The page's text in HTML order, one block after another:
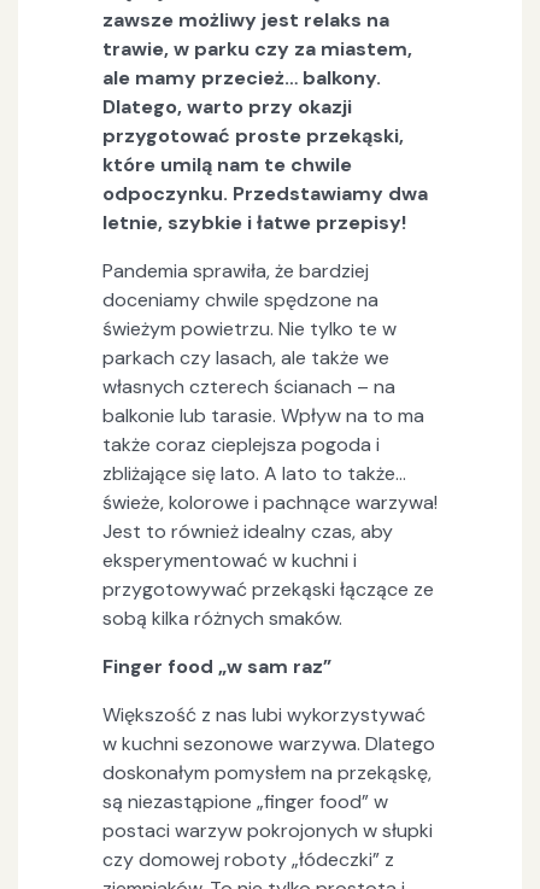
zawsze możliwy jest relaks na
trawie, w parku czy za miastem,
ale mamy przecież… balkony.
Dlatego, warto przy okazji
przygotować proste przekąski,
które umilą nam te chwile
odpoczynku. Przedstawiamy dwa
letnie, szybkie i łatwe przepisy!
Pandemia sprawiła, że bardziej
doceniamy chwile spędzone na
świeżym powietrzu. Nie tylko te w
parkach czy lasach, ale także we
własnych czterech ścianach – na
balkonie lub tarasie. Wpływ na to ma
także coraz cieplejsza pogoda i
zbliżające się lato. A lato to także…
świeże, kolorowe i pachnące warzywa!
Jest to również idealny czas, aby
eksperymentować w kuchni i
przygotowywać przekąski łączące ze
sobą kilka różnych smaków.
Finger food „w sam raz”
Większość z nas lubi wykorzystywać
w kuchni sezonowe warzywa. Dlatego
doskonałym pomysłem na przekąskę,
są niezastąpione „finger food” w
postaci warzyw pokrojonych w słupki
czy domowej roboty „łódeczki” z